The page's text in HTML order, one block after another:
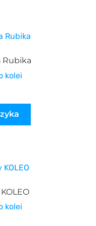
Rubika
kolei
kolei